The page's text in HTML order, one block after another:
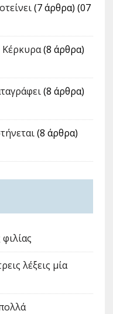
(7 άρθρα) (07
Κέρκυρα(8 άρθρα)
(8 άρθρα)
(8 άρθρα)
λέξεις μία